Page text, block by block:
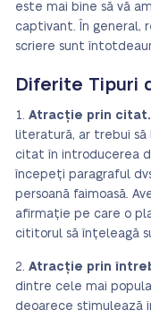
este mai bine să vă
captivant. În general,
scriere sunt
Diferite Tipuri
Atracție prin citat.
literatură, ar trebui să
citat în introducerea
începeți paragraful
persoană faimoasă.
afirmație pe care o
cititorul să înțeleagă
Atracție prin
dintre cele mai
deoarece stimulează